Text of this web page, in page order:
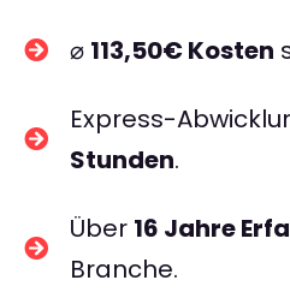
⌀ 113,50€ Kosten
Express-
Stunden.
Über 16 Jahre
Branche.